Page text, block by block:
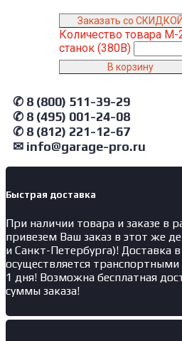
Заказать со СКИДКОЙ
Количество товара
станок (380В)
В корзину
✆ 8 (800) 511-39-29
✆ 8 (495) 001-24-08
✆ 8 (812) 221-12-67
✉ info@garage-pro.ru
Быстрая доставка
При наличии товара и заказе в
привезем Ваш заказ в этот же
и Санкт-Петербурга)! Доставка
осуществляется
1 дня! Возможна бесплатная
суммы заказа!